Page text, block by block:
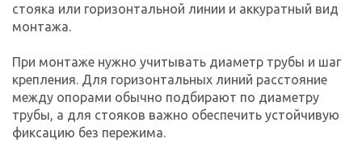
стояка или горизонтальной линии и аккуратный вид
монтажа.
При монтаже нужно учитывать диаметр трубы и шаг
крепления. Для горизонтальных линий расстояние
между опорами обычно подбирают по диаметру
трубы, а для стояков важно обеспечить устойчивую
фиксацию без пережима.